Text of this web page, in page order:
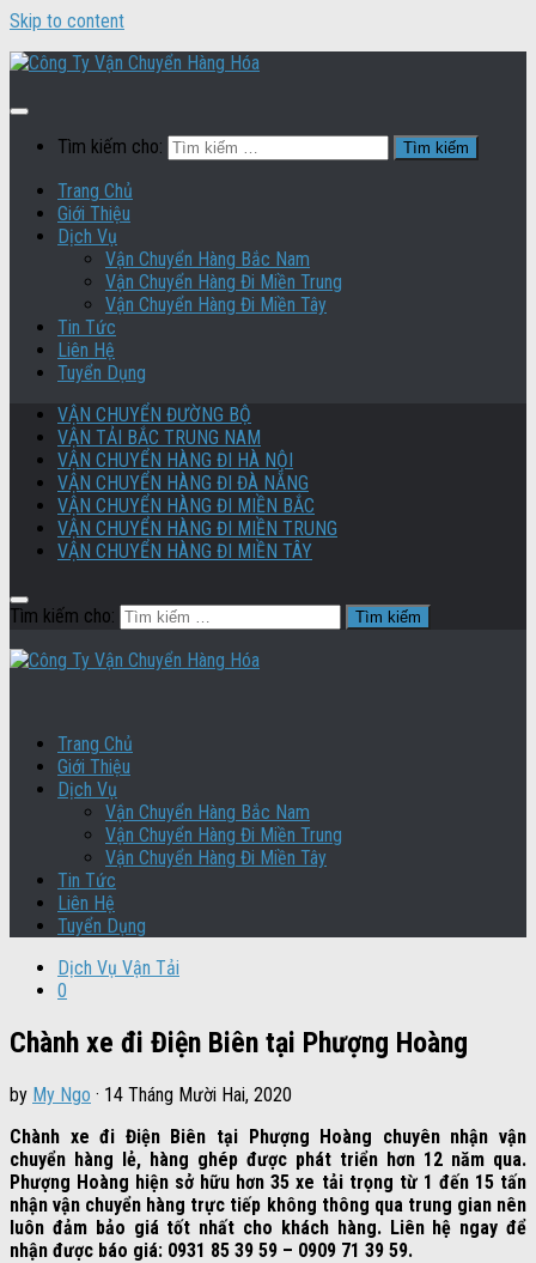
Skip to content
Tìm kiếm cho:
Trang Chủ
Giới Thiệu
Dịch Vụ
Vận Chuyển Hàng Bắc Nam
Vận Chuyển Hàng Đi Miền Trung
Vận Chuyển Hàng Đi Miền Tây
Tin Tức
Liên Hệ
Tuyển Dụng
VẬN CHUYỂN ĐƯỜNG BỘ
VẬN TẢI BẮC TRUNG NAM
VẬN CHUYỂN HÀNG ĐI HÀ NỘI
VẬN CHUYỂN HÀNG ĐI ĐÀ NẴNG
VẬN CHUYỂN HÀNG ĐI MIỀN BẮC
VẬN CHUYỂN HÀNG ĐI MIỀN TRUNG
VẬN CHUYỂN HÀNG ĐI MIỀN TÂY
Tìm kiếm cho:
Trang Chủ
Giới Thiệu
Dịch Vụ
Vận Chuyển Hàng Bắc Nam
Vận Chuyển Hàng Đi Miền Trung
Vận Chuyển Hàng Đi Miền Tây
Tin Tức
Liên Hệ
Tuyển Dụng
Dịch Vụ Vận Tải
0
Chành xe đi Điện Biên tại Phượng Hoàng
by My Ngo · 14 Tháng Mười Hai, 2020
Chành xe đi Điện Biên tại Phượng Hoàng chuyên nhận vận
chuyển hàng lẻ, hàng ghép được phát triển hơn 12 năm qua.
Phượng Hoàng hiện sở hữu hơn 35 xe tải trọng từ 1 đến 15 tấn
nhận vận chuyển hàng trực tiếp không thông qua trung gian nên
luôn đảm bảo giá tốt nhất cho khách hàng. Liên hệ ngay để
nhận được báo giá: 0931 85 39 59 – 0909 71 39 59.